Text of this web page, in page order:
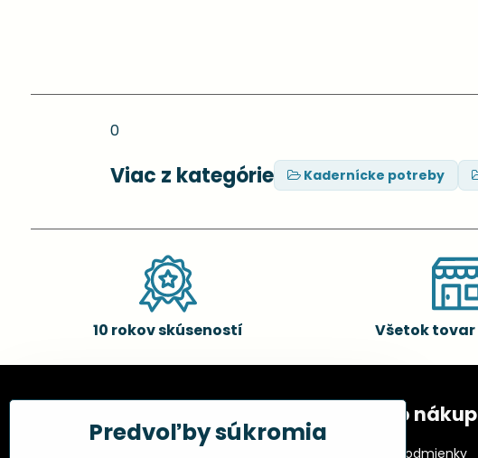
0
Viac z kategórie Kadernícke potreby
10 rokov skúseností Všetok
Kadernícke potreby, s.r.o.
Fakturačné údaje:
Všetko o
Obchodné podmienky
Predvoľby súkromia